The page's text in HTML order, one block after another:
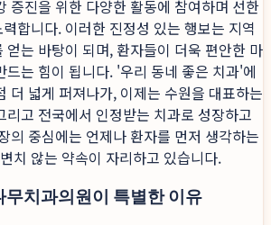
증진을 위한 다양한 활동에 참여하며 선한
합니다. 이러한 진정성 있는 행보는 지역
얻는 바탕이 되며, 환자들이 더욱 편안한 마
드는 힘이 됩니다. '우리 동네 좋은 치과'에
더 넓게 퍼져나가, 이제는 수원을 대표하는
리고 전국에서 인정받는 치과로 성장하고
의 중심에는 언제나 환자를 먼저 생각하는
치 않는 약속이 자리하고 있습니다.
무치과의원이 특별한 이유